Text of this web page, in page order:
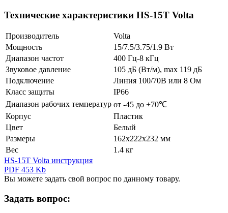
Технические характеристики HS-15T Volta
Производитель
Volta
Мощность
15/7.5/3.75/1.9 Вт
Диапазон частот
400 Гц-8 кГц
Звуковое давление
105 дБ (Вт/м), max 119 дБ
Подключение
Линия 100/70В или 8 Ом
Класс защиты
IP66
Диапазон рабочих температур от -45 до +70℃
Корпус
Пластик
Цвет
Белый
Размеры
162х222х232 мм
Вес
1.4 кг
HS-15T Volta инструкция
PDF 453 Kb
Вы можете задать свой вопрос по данному товару.
Задать вопрос: